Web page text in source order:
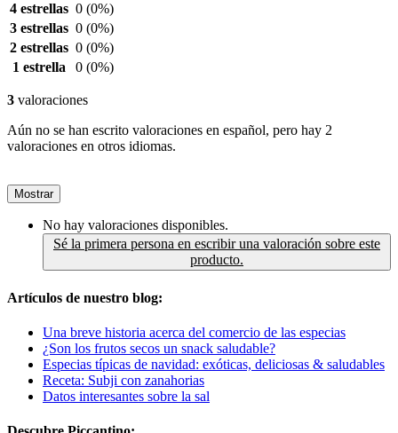
4 estrellas 0 (0%)
3 estrellas 0 (0%)
2 estrellas 0 (0%)
1 estrella
0 (0%)
3 valoraciones
Aún no se han escrito valoraciones en español, pero hay 2
valoraciones en otros idiomas.
Mostrar
No hay valoraciones disponibles.
Sé la primera persona en escribir una valoración sobre este
producto.
Artículos de nuestro blog:
Una breve historia acerca del comercio de las especias
¿Son los frutos secos un snack saludable?
Especias típicas de navidad: exóticas, deliciosas & saludables
Receta: Subji con zanahorias
Datos interesantes sobre la sal